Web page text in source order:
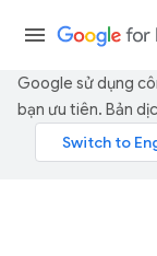
Google sử dụng
bạn ưu tiên. Bản